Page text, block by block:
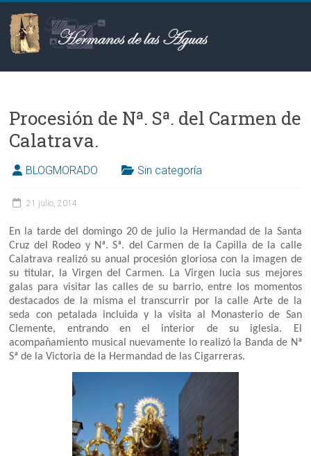
contenido
Hermanos
las
Aguas
Procesión de Nª. Sª. del Carmen de
Calatrava.
BLOGMORADO Sin categoría
21 julio, 2014
En la tarde del domingo 20 de julio la Hermandad de la Santa
Cruz del Rodeo y Nª. Sª. del Carmen de la Capilla de la calle
Calatrava realizó su anual procesión gloriosa con la imagen de
su titular, la Virgen del Carmen. La Virgen lucia sus mejores
galas para visitar las calles de su barrio, entre los momentos
destacados de la misma el transcurrir por la calle Arte de la
seda con petalada incluida y la visita al Monasterio de San
Clemente, entrando en el interior de su iglesia. El
acompañamiento musical nuevamente lo realizó la Banda de Nª
Sª de la Victoria de la Hermandad de las Cigarreras.